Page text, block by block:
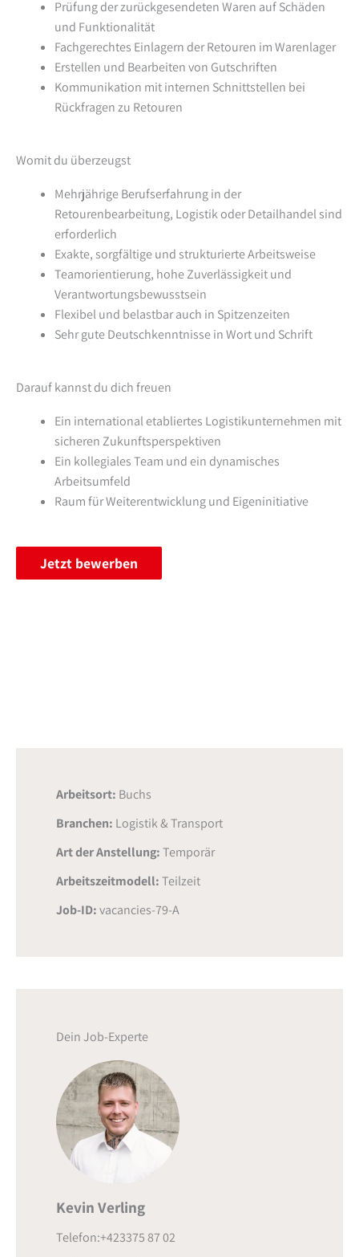
Prüfung der zurückgesendeten Waren auf Schäden
und Funktionalität
Fachgerechtes Einlagern der Retouren im Warenlager
Erstellen und Bearbeiten von Gutschriften
Kommunikation mit internen Schnittstellen bei
Rückfragen zu Retouren
Womit du überzeugst
Mehrjährige Berufserfahrung in der
Retourenbearbeitung, Logistik oder Detailhandel sind
erforderlich
Exakte, sorgfältige und strukturierte Arbeitsweise
Teamorientierung, hohe Zuverlässigkeit und
Verantwortungsbewusstsein
Flexibel und belastbar auch in Spitzenzeiten
Sehr gute Deutschkenntnisse in Wort und Schrift
Darauf kannst du dich freuen
Ein international etabliertes Logistikunternehmen mit
sicheren Zukunftsperspektiven
Ein kollegiales Team und ein dynamisches
Arbeitsumfeld
Raum für Weiterentwicklung und Eigeninitiative
Jetzt bewerben
Arbeitsort: Buchs
Branchen: Logistik & Transport
Art der Anstellung:Temporär
Arbeitszeitmodell:Teilzeit
Job-ID:vacancies-79-A
Dein Job-Experte
Kevin Verling
Telefon:+423375 87 02